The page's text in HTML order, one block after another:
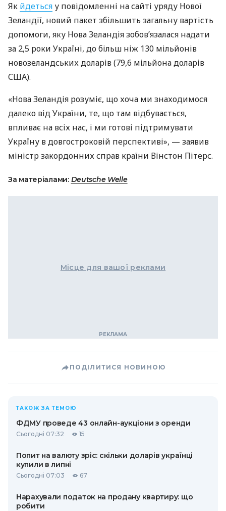
Як йдеться у повідомленні на сайті уряду Нової
Зеландії, новий пакет збільшить загальну вартість
допомоги, яку Нова Зеландія зобов’язалася надати
за 2,5 роки Україні, до більш ніж 130 мільйонів
новозеландських доларів (79,6 мільйона доларів
США).
«Нова Зеландія розуміє, що хоча ми знаходимося
далеко від України, те, що там відбувається,
впливає на всіх нас, і ми готові підтримувати
Україну в довгостроковій перспективі», — заявив
міністр закордонних справ країни Вінстон Пітерс.
За матеріалами: Deutsche Welle
Місце для вашої реклами
ПОДІЛИТИСЯ НОВИНОЮ
ТАКОЖ ЗА ТЕМОЮ
ФДМУ проведе 43 онлайн-аукціони з оренди
Сьогодні 07:32 15
Попит на валюту зріс: скільки доларів українці
купили в липні
Сьогодні 07:03 67
Нарахували податок на продану квартиру: що
робити